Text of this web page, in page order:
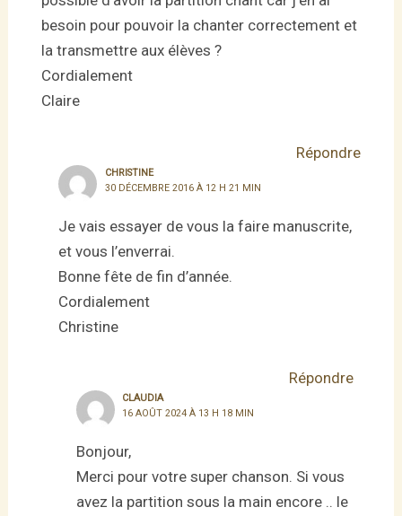
besoin pour pouvoir la chanter correctement et
la transmettre aux élèves ?
Cordialement
Claire
Répondre
CHRISTINE
30 DÉCEMBRE 2016 À 12 H 21 MIN
Je vais essayer de vous la faire manuscrite,
et vous l’enverrai.
Bonne fête de fin d’année.
Cordialement
Christine
Répondre
CLAUDIA
16 AOÛT 2024 À 13 H 18 MIN
Bonjour,
Merci pour votre super chanson. Si vous
avez la partition sous la main encore .. le